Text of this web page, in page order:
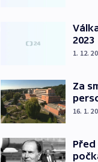
2023
1. 12.
Za
16. 1.